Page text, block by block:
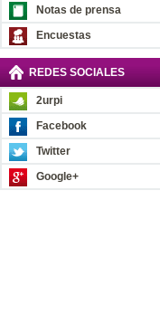
Notas de prensa
Encuestas
REDES SOCIALES
2urpi
Facebook
Twitter
Google+